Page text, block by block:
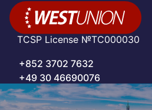
TCSP License №TC000030
+852 3702 7632
+49 30 46690076